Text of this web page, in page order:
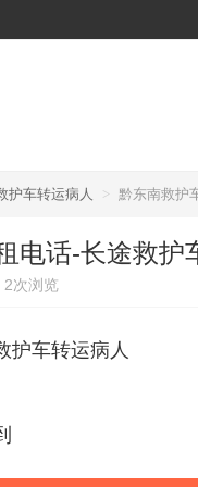
护车转运病人 > 黔东南救护
电话-长途救护
2次浏览
护车转运病人